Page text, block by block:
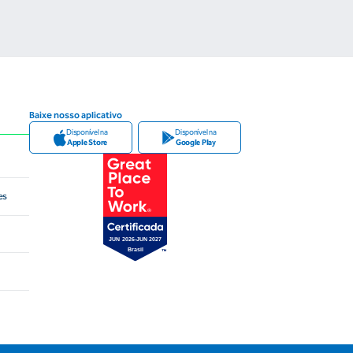
Baixe nosso aplicativo
Disponível na
Apple Store
Disponível na
Google Play